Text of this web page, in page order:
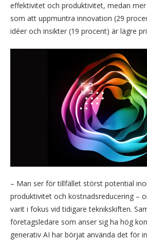
effektivitet och produktivitet, medan
som att uppmuntra innovation (29
idéer och insikter (19 procent) är lägre
– Man ser för tillfället störst potential
produktivitet och kostnadsreducering –
varit i fokus vid tidigare teknikskiften.
företagsledare som anser sig ha hög
generativ AI har börjat använda det för